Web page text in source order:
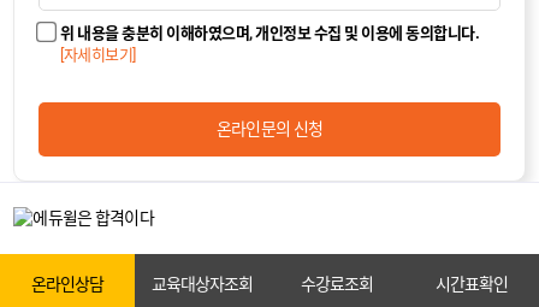
원서접수
위 내용을 충분히 이해하였으며, 개인정보 수집 및 이용에 동의합니다.
[자세히보기]
온라인문의 신청
온라인상담 교육대상자조회 수강료조회 시간표확인